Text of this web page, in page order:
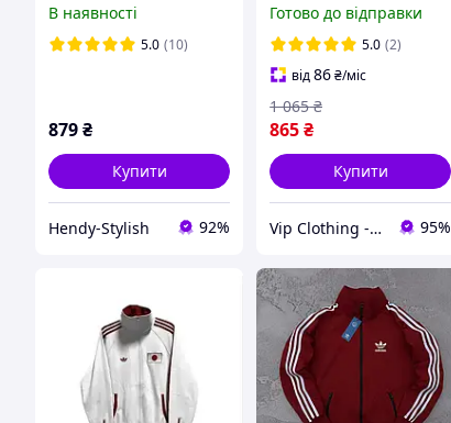
Адідас
В наявності
5.0 (10)
879₴
Купити
Hendy-Stylish 92%
Худі модні без
капюшона на весну та
осінь
Готово до відправки
5.0 (2)
від86₴/міс
865₴
1 065 ₴
Купити
Vip Clothing - Інтернет магазин брендового одягу 95%